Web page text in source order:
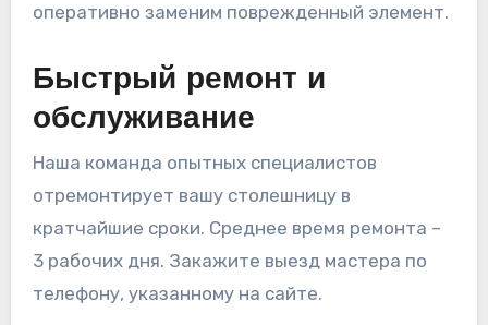
оперативно заменим поврежденный элемент.
Быстрый ремонт и
обслуживание
Наша команда опытных специалистов
отремонтирует вашу столешницу в
кратчайшие сроки. Среднее время ремонта –
3 рабочих дня. Закажите выезд мастера по
телефону, указанному на сайте.